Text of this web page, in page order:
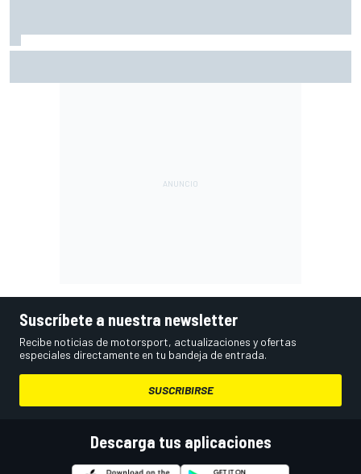
Suscríbete a nuestra newsletter
Recibe noticias de motorsport, actualizaciones y ofertas
especiales directamente en tu bandeja de entrada.
SUSCRIBIRSE
Descarga tus aplicaciones